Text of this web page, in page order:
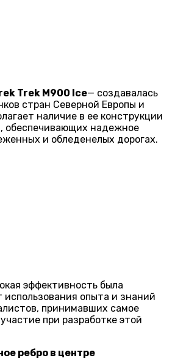
Trek M900 Ice— создавалась
стран Северной Европы и
наличие в ее конструкции
обеспечивающих надежное
и обледенелых дорогах.
эффективность была
использования опыта и знаний
принимавших самое
при разработке этой
ребро в центре